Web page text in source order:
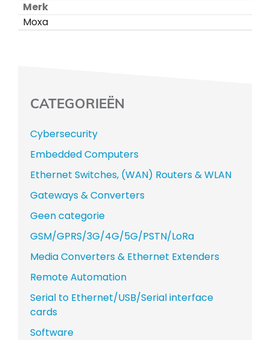
Merk
Moxa
CATEGORIEËN
Cybersecurity
Embedded Computers
Ethernet Switches, (WAN) Routers & WLAN
Gateways & Converters
Geen categorie
GSM/GPRS/3G/4G/5G/PSTN/LoRa
Media Converters & Ethernet Extenders
Remote Automation
Serial to Ethernet/USB/Serial interface
cards
Software